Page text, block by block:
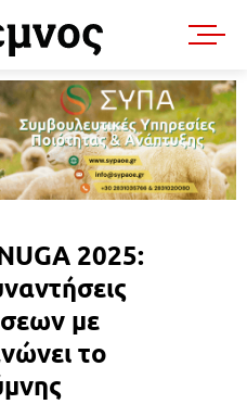
2025:
με
το